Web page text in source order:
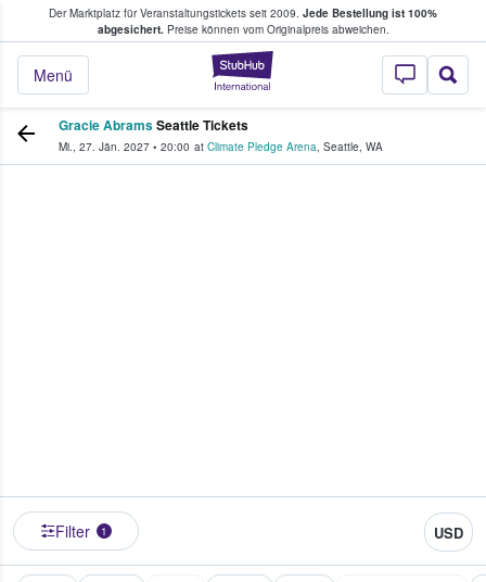
Der Marktplatz für Veranstaltungstickets seit 2009. Jede Bestellung ist 100%
abgesichert.Preise können vom Originalpreis abweichen.
StubHub - Wo
Menü
Tickets kaufen & verkaufen
Gracie AbramsSeattle Tickets
Mi., 27. Jän. 2027 • 20:00 at Climate Pledge Arena, Seattle, WA
Filter 1 USD